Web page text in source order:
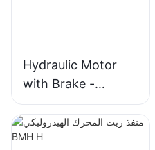
Hydraulic Motor
with Brake -
OMT/BMT Series